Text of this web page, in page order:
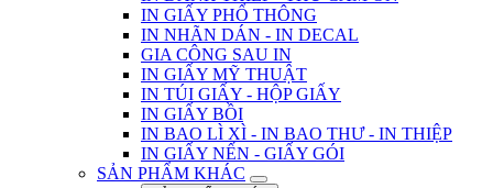
IN GIẤY PHỔ THÔNG
IN NHÃN DÁN - IN DECAL
GIA CÔNG SAU IN
IN GIẤY MỸ THUẬT
IN TÚI GIẤY - HỘP GIẤY
IN GIẤY BỒI
IN BAO LÌ XÌ - IN BAO THƯ - IN THIỆP
IN GIẤY NẾN - GIẤY GÓI
SẢN PHẨM KHÁC